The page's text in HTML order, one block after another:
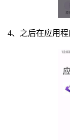
4、之后在应用程